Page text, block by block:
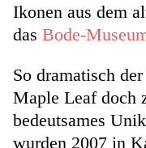
Ikonen aus dem
das Bode-
So dramatisch
Maple Leaf doch
bedeutsames
wurden 2007 in